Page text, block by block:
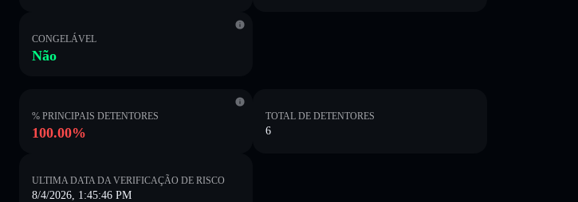
CONGELÁVEL
Não
% PRINCIPAIS DETENTORES
100.00%
TOTAL DE DETENTORES
6
ULTIMA DATA DA VERIFICAÇÃO DE RISCO
8/4/2026, 1:45:46 PM